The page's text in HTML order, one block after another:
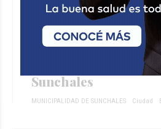
El Municipio y
firmaron un
de las Escuelitas de
Sunchales
MUNICIPALIDAD DE SUNCHALES Ciudad